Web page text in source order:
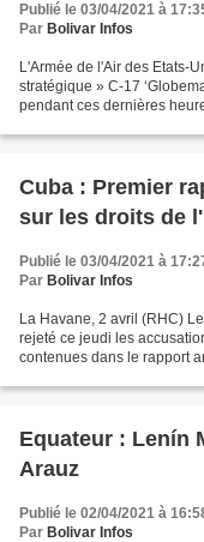
Publié le 03/04/2021 à
Par Bolivar Infos
L'Armée de l'Air des Etats-
stratégique » C-17
pendant ces dernières
Cuba : Premier
sur les droits de
Publié le 03/04/2021 à
Par Bolivar Infos
La Havane, 2 avril (RHC)
rejeté ce jeudi les
contenues dans le rapport
Equateur : Lenín
Arauz
Publié le 02/04/2021 à
Par Bolivar Infos